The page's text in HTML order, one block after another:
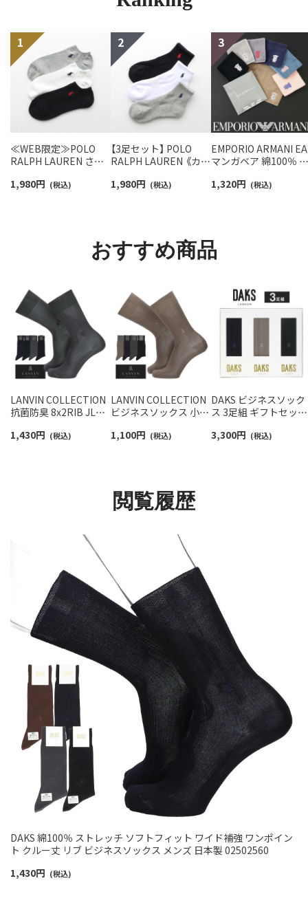
≪WEB限定≫POLO
RALPH LAUREN さら
スニーカー丈ソックス
1,980円 (税込)
【3足セット】 POLO
RALPH LAUREN 《カラ
ンポイントソックス シ
1,980円 (税込)
EMPORIO ARMANI EA
マンガベア 綿100％ ミ
最短翌日発送】
1,320円 (税込)
おすすめ商品
LANVIN COLLECTION
抗菌防臭 8x2RIB JL刺
ックス メンズ
1,430円 (税込)
LANVIN COLLECTION
ビジネスソックス 小寸
タックストライプJLカ
1,100円 (税込)
DAKS ビジネスソック
ス 3足組 ギフトセット
ン用 クルー丈 メンズ
3,300円 (税込)
閲覧履歴
DAKS 綿100％ ストレッチ ソフトフィット ワイド補強 ワンポイン
ト クルー丈 リブ ビジネスソックス メンズ 日本製 02502560
1,430円 (税込)